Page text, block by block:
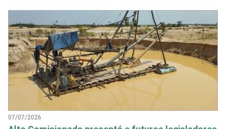
07/07/2026